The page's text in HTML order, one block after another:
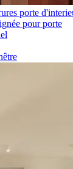
porte
pour porte